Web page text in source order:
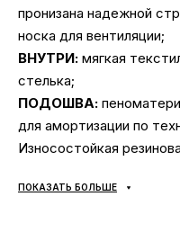
пронизана надежной
носка для вентиляции;
ВНУТРИ: мягкая
стелька;
ПОДОШВА:
для амортизации по
Износостойкая
разворота вокруг носка
ПОКАЗАТЬ БОЛЬШЕ